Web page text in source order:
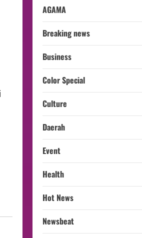
AGAMA
Breaking news
Business
Color Special
Culture
Daerah
Event
Health
Hot News
Newsbeat